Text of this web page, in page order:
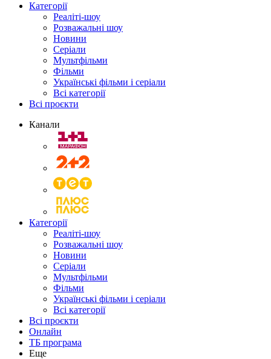
Категорії
Реаліті-шоу
Розважальні шоу
Новини
Серіали
Мультфільми
Фільми
Українські фільми і серіали
Всі категорії
Всі проєкти
Канали
Категорії
Реаліті-шоу
Розважальні шоу
Новини
Серіали
Мультфільми
Фільми
Українські фільми і серіали
Всі категорії
Всі проєкти
Онлайн
ТБ програма
Еще